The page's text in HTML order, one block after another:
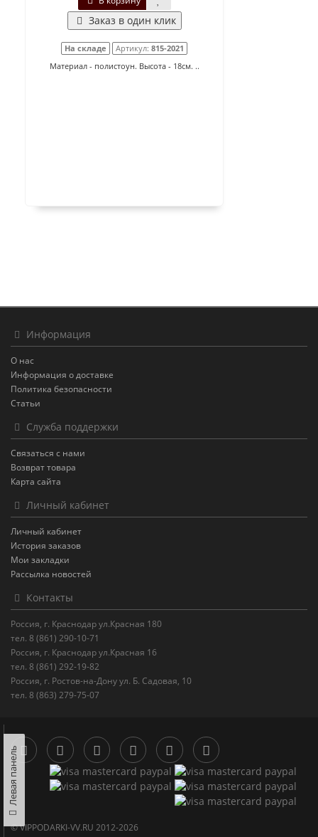
Заказ в один клик
На складе Артикул: 815-2021
Материал - полистоун. Высота - 18см. ..
Информация
О нас
Информация о доставке
Политика безопасности
Статьи
Служба поддержки
Связаться с нами
Возврат товара
Карта сайта
Личный кабинет
Личный кабинет
История заказов
Мои закладки
Рассылка новостей
Контакты
Россия, г. Краснодар ул.Красная 180
тел. 8 (861) 290-10-71
Россия, г. Краснодар ул.Красная 16
тел. 8 (861) 292-19-82
Россия, г. Ростов-на-Дону ул. Б. Садовая, 10
тел. 8 (863) 279-75-07
© VIPPODARKI-VV.RU 2012-2026
Левая панель